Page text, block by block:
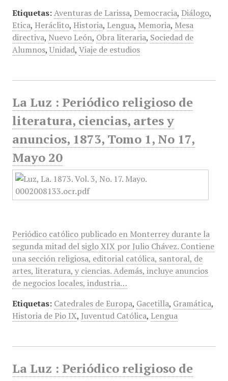
Etiquetas: Aventuras de Larissa, Democracia, Diálogo,
Etica, Heráclito, Historia, Lengua, Memoria, Mesa
directiva, Nuevo León, Obra literaria, Sociedad de
Alumnos, Unidad, Viaje de estudios
La Luz : Periódico religioso de
literatura, ciencias, artes y
anuncios, 1873, Tomo 1, No 17,
Mayo 20
Periódico católico publicado en Monterrey durante la
segunda mitad del siglo XIX por Julio Chávez. Contiene
una sección religiosa, editorial católica, santoral, de
artes, literatura, y ciencias. Además, incluye anuncios
de negocios locales, industria…
Etiquetas: Catedrales de Europa, Gacetilla, Gramática,
Historia de Pio IX, Juventud Católica, Lengua
La Luz : Periódico religioso de